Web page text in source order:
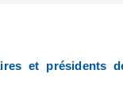
et présidents